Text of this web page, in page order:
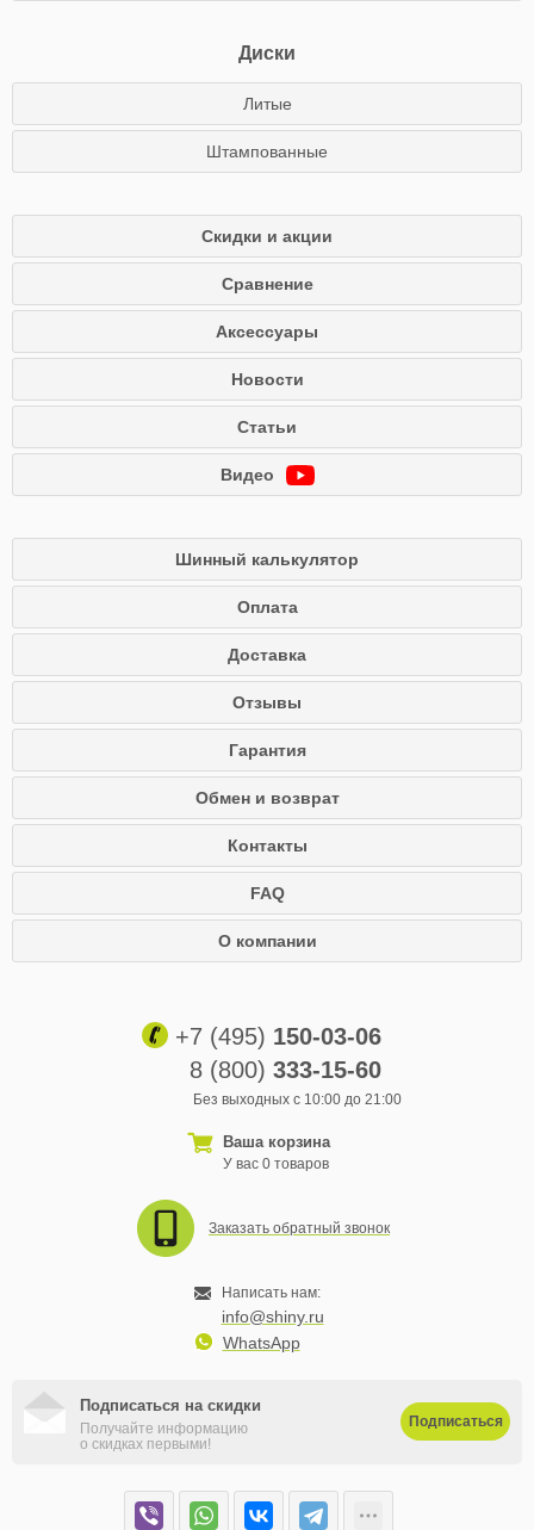
Диски
Литые
Штампованные
Скидки и акции
Сравнение
Аксессуары
Новости
Статьи
Видео
Шинный калькулятор
Оплата
Доставка
Отзывы
Гарантия
Обмен и возврат
Контакты
FAQ
О компании
+7 (495) 150-03-06
8 (800) 333-15-60
Без выходных с 10:00 до 21:00
Ваша корзина
У вас 0 товаров
Заказать обратный звонок
Написать нам:
info@shiny.ru
WhatsApp
Подписаться на скидки
Получайте информацию
о скидках первыми!
Подписаться